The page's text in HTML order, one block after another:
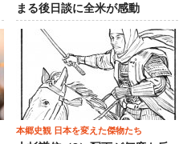
まる後日談に全米が感動
本郷史観 日本を変えた傑物たち